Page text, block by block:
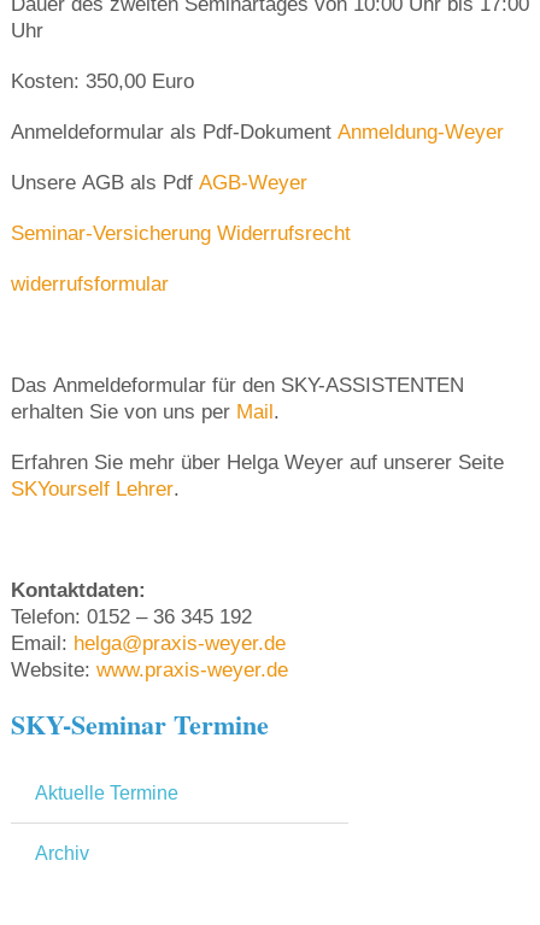
Uhr
Kosten: 350,00 Euro
Anmeldeformular als Pdf-Dokument Anmeldung-Weyer
Unsere AGB als Pdf AGB-Weyer
Seminar-Versicherung Widerrufsrecht
widerrufsformular
Das Anmeldeformular für den SKY-ASSISTENTEN
erhalten Sie von uns per Mail.
Erfahren Sie mehr über Helga Weyer auf unserer Seite
SKYourself Lehrer.
Kontaktdaten:
Telefon: 0152 – 36 345 192
Email: helga@praxis-weyer.de
Website: www.praxis-weyer.de
SKY-Seminar Termine
Aktuelle Termine
Archiv